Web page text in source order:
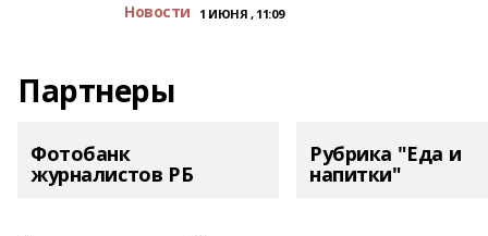
Новости 1 ИЮНЯ , 11:09
Партнеры
Фотобанк
журналистов РБ
Рубрика "Еда и
напитки"